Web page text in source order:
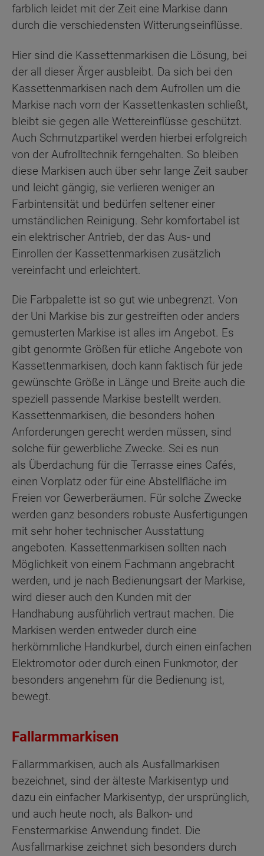
farblich leidet mit der Zeit eine Markise dann
durch die verschiedensten Witterungseinflüsse.
Hier sind die Kassettenmarkisen die Lösung, bei
der all dieser Ärger ausbleibt. Da sich bei den
Kassettenmarkisen nach dem Aufrollen um die
Markise nach vorn der Kassettenkasten schließt,
bleibt sie gegen alle Wettereinflüsse geschützt.
Auch Schmutzpartikel werden hierbei erfolgreich
von der Aufrolltechnik ferngehalten. So bleiben
diese Markisen auch über sehr lange Zeit sauber
und leicht gängig, sie verlieren weniger an
Farbintensität und bedürfen seltener einer
umständlichen Reinigung. Sehr komfortabel ist
ein elektrischer Antrieb, der das Aus- und
Einrollen der Kassettenmarkisen zusätzlich
vereinfacht und erleichtert.
Die Farbpalette ist so gut wie unbegrenzt. Von
der Uni Markise bis zur gestreiften oder anders
gemusterten Markise ist alles im Angebot. Es
gibt genormte Größen für etliche Angebote von
Kassettenmarkisen, doch kann faktisch für jede
gewünschte Größe in Länge und Breite auch die
speziell passende Markise bestellt werden.
Kassettenmarkisen, die besonders hohen
Anforderungen gerecht werden müssen, sind
solche für gewerbliche Zwecke. Sei es nun
als Überdachung für die Terrasse eines Cafés,
einen Vorplatz oder für eine Abstellfläche im
Freien vor Gewerberäumen. Für solche Zwecke
werden ganz besonders robuste Ausfertigungen
mit sehr hoher technischer Ausstattung
angeboten. Kassettenmarkisen sollten nach
Möglichkeit von einem Fachmann angebracht
werden, und je nach Bedienungsart der Markise,
wird dieser auch den Kunden mit der
Handhabung ausführlich vertraut machen. Die
Markisen werden entweder durch eine
herkömmliche Handkurbel, durch einen einfachen
Elektromotor oder durch einen Funkmotor, der
besonders angenehm für die Bedienung ist,
bewegt.
Fallarmmarkisen
Fallarmmarkisen, auch als Ausfallmarkisen
bezeichnet, sind der älteste Markisentyp und
dazu ein einfacher Markisentyp, der ursprünglich,
und auch heute noch, als Balkon- und
Fenstermarkise Anwendung findet. Die
Ausfallmarkise zeichnet sich besonders durch